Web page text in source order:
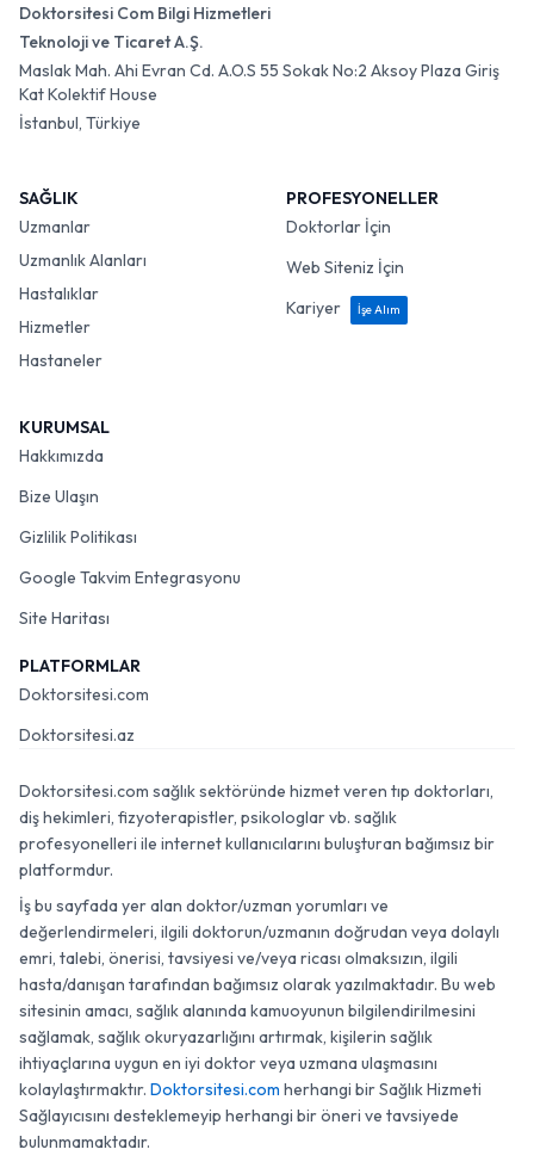
Doktorsitesi Com Bilgi Hizmetleri
Teknoloji ve Ticaret A.Ş.
Maslak Mah. Ahi Evran Cd. A.O.S 55 Sokak No:2 Aksoy Plaza Giriş
Kat Kolektif House
İstanbul, Türkiye
SAĞLIK
Uzmanlar
Uzmanlık Alanları
Hastalıklar
Hizmetler
Hastaneler
PROFESYONELLER
Doktorlar İçin
Web Siteniz İçin
Kariyer
İşe Alım
KURUMSAL
Hakkımızda
Bize Ulaşın
Gizlilik Politikası
Google Takvim Entegrasyonu
Site Haritası
PLATFORMLAR
Doktorsitesi.com
Doktorsitesi.az
Doktorsitesi.com sağlık sektöründe hizmet veren tıp doktorları,
diş hekimleri, fizyoterapistler, psikologlar vb. sağlık
profesyonelleri ile internet kullanıcılarını buluşturan bağımsız bir
platformdur.
İş bu sayfada yer alan doktor/uzman yorumları ve
değerlendirmeleri, ilgili doktorun/uzmanın doğrudan veya dolaylı
emri, talebi, önerisi, tavsiyesi ve/veya ricası olmaksızın, ilgili
hasta/danışan tarafından bağımsız olarak yazılmaktadır. Bu web
sitesinin amacı, sağlık alanında kamuoyunun bilgilendirilmesini
sağlamak, sağlık okuryazarlığını artırmak, kişilerin sağlık
ihtiyaçlarına uygun en iyi doktor veya uzmana ulaşmasını
kolaylaştırmaktır. Doktorsitesi.com herhangi bir Sağlık Hizmeti
Sağlayıcısını desteklemeyip herhangi bir öneri ve tavsiyede
bulunmamaktadır.